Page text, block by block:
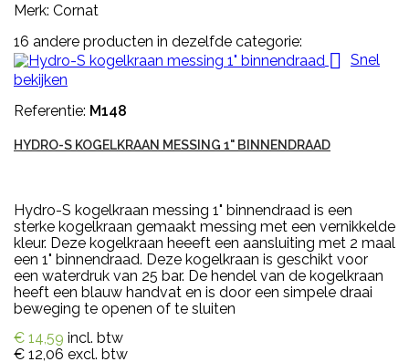
Merk: Cornat
16 andere producten in dezelfde categorie:
 Snel
bekijken
Referentie: M148
HYDRO-S KOGELKRAAN MESSING 1" BINNENDRAAD
Hydro-S kogelkraan messing 1" binnendraad is een
sterke kogelkraan gemaakt messing met een vernikkelde
kleur. Deze kogelkraan heeeft een aansluiting met 2 maal
een 1" binnendraad. Deze kogelkraan is geschikt voor
een waterdruk van 25 bar. De hendel van de kogelkraan
heeft een blauw handvat en is door een simpele draai
beweging te openen of te sluiten
€ 14,59 incl. btw
€ 12,06 excl. btw